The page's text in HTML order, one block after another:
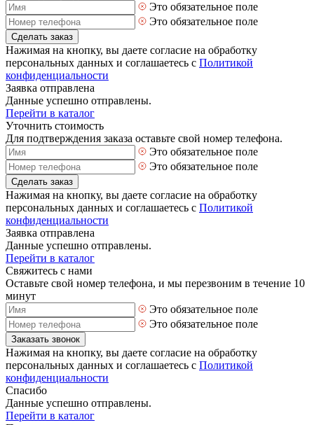
Это обязательное поле
Это обязательное поле
Сделать заказ
Нажимая на кнопку, вы даете согласие на обработку
персональных данных и соглашаетесь с Политикой
конфиденциальности
Заявка отправлена
Данные успешно отправлены.
Перейти в каталог
Уточнить стоимость
Для подтверждения заказа оставьте свой номер телефона.
Это обязательное поле
Это обязательное поле
Сделать заказ
Нажимая на кнопку, вы даете согласие на обработку
персональных данных и соглашаетесь с Политикой
конфиденциальности
Заявка отправлена
Данные успешно отправлены.
Перейти в каталог
Свяжитесь с нами
Оставьте свой номер телефона, и мы перезвоним в течение 10
минут
Это обязательное поле
Это обязательное поле
Заказать звонок
Нажимая на кнопку, вы даете согласие на обработку
персональных данных и соглашаетесь с Политикой
конфиденциальности
Спасибо
Данные успешно отправлены.
Перейти в каталог